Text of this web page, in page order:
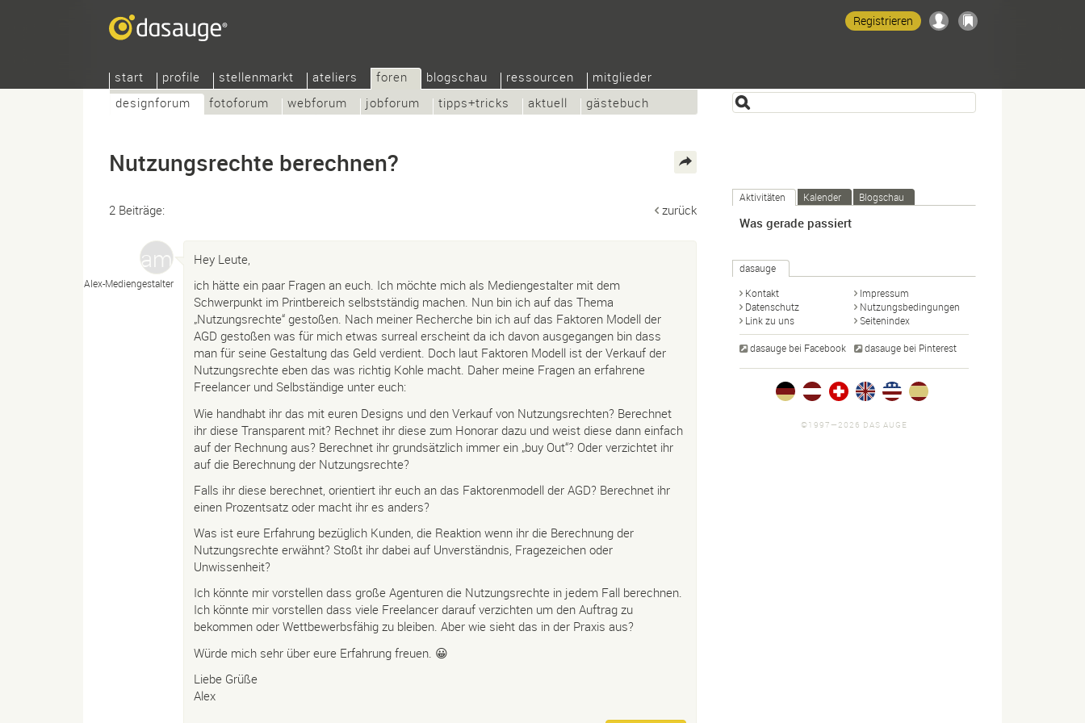
start profile stellenmarkt ateliers
foren
designforum
fotoforum webforum jobforum tipps+tricks aktuell gästebuch
blogschau ressourcen mitglieder
Registrieren
Nutzungsrechte berechnen?
2 Beiträge: zurück
Alex-Mediengestalter
Hey Leute,
ich hätte ein paar Fragen an euch. Ich möchte mich als Mediengestalter mit dem
Schwerpunkt im Printbereich selbstständig machen. Nun bin ich auf das Thema
„Nutzungsrechte“ gestoßen. Nach meiner Recherche bin ich auf das Faktoren Modell der
AGD gestoßen was für mich etwas surreal erscheint da ich davon ausgegangen bin dass
man für seine Gestaltung das Geld verdient. Doch laut Faktoren Modell ist der Verkauf der
Nutzungsrechte eben das was richtig Kohle macht. Daher meine Fragen an erfahrene
Freelancer und Selbständige unter euch:
Wie handhabt ihr das mit euren Designs und den Verkauf von Nutzungsrechten? Berechnet
ihr diese Transparent mit? Rechnet ihr diese zum Honorar dazu und weist diese dann einfach
auf der Rechnung aus? Berechnet ihr grundsätzlich immer ein „buy Out“? Oder verzichtet ihr
auf die Berechnung der Nutzungsrechte?
Falls ihr diese berechnet, orientiert ihr euch an das Faktorenmodell der AGD? Berechnet ihr
einen Prozentsatz oder macht ihr es anders?
Was ist eure Erfahrung bezüglich Kunden, die Reaktion wenn ihr die Berechnung der
Nutzungsrechte erwähnt? Stoßt ihr dabei auf Unverständnis, Fragezeichen oder
Unwissenheit?
Ich könnte mir vorstellen dass große Agenturen die Nutzungsrechte in jedem Fall berechnen.
Ich könnte mir vorstellen dass viele Freelancer darauf verzichten um den Auftrag zu
bekommen oder Wettbewerbsfähig zu bleiben. Aber wie sieht das in der Praxis aus?
Würde mich sehr über eure Erfahrung freuen. 😀
Liebe Grüße
Alex
Aktivitäten Kalender Blogschau
Was gerade passiert
dasauge
Kontakt
Impressum
Datenschutz
Nutzungsbedingungen
Link zu uns
Seitenindex
dasauge bei Facebook dasauge bei Pinterest
©1997—2026 DAS AUGE